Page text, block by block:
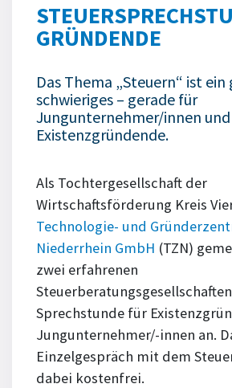
GRÜNDENDE
Das Thema „Steuern“ ist ein
schwieriges – gerade für
Jungunternehmer/innen und
Existenzgründende.
Als Tochtergesellschaft der
Wirtschaftsförderung Kreis
Technologie- und
Niederrhein GmbH (TZN)
zwei erfahrenen
Sprechstunde für
Jungunternehmer/-innen an.
Einzelgespräch mit dem
dabei kostenfrei.